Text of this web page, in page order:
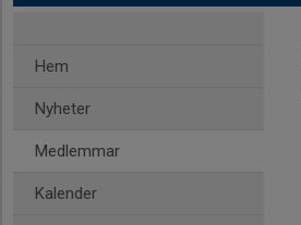
Hem
Nyheter
Medlemmar
Kalender